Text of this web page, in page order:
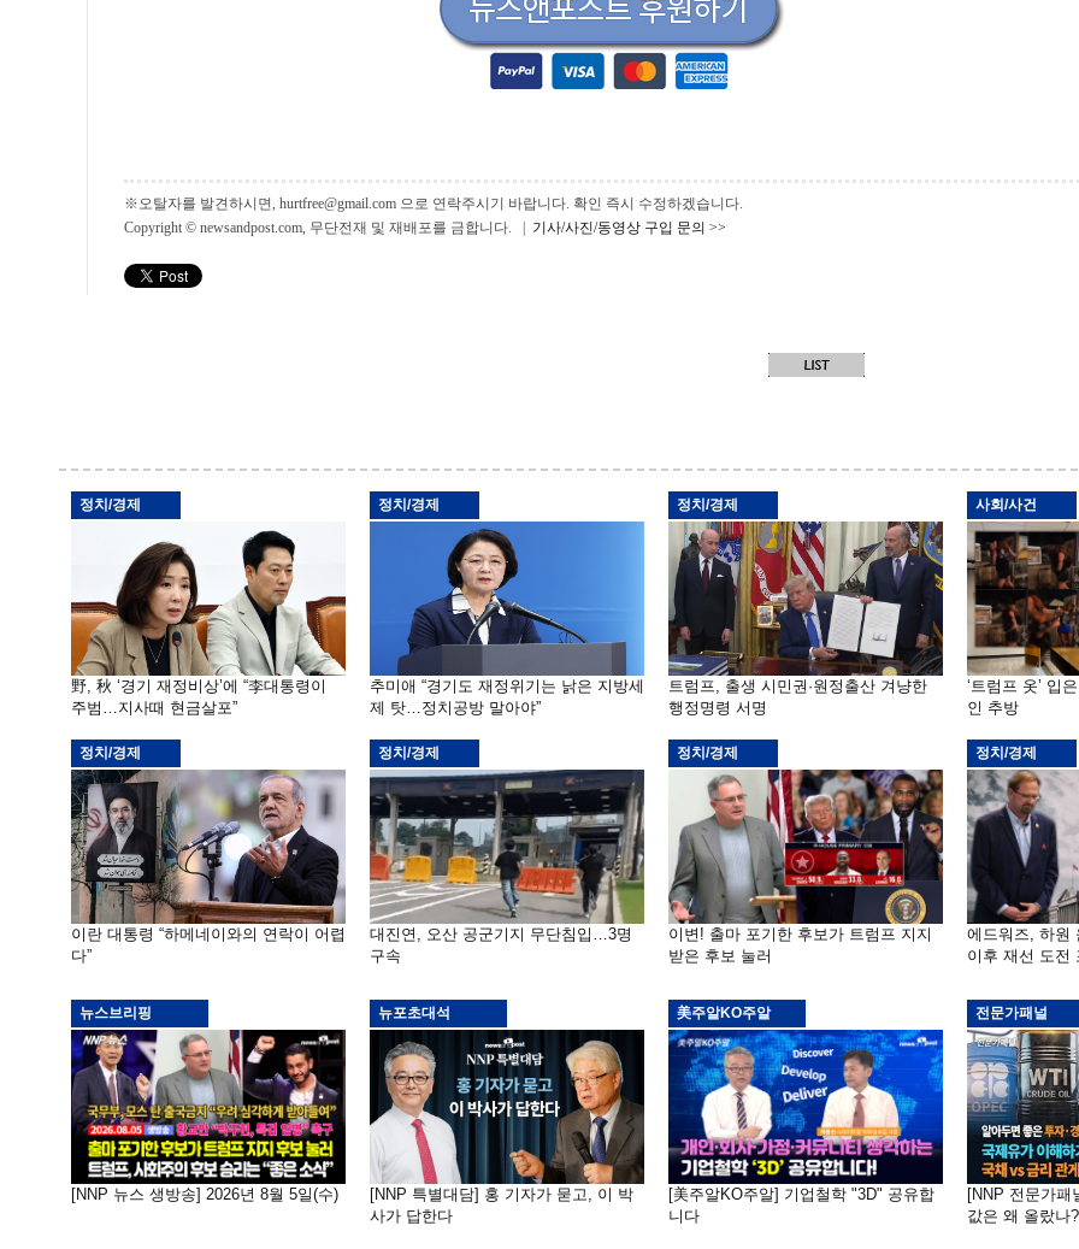
※오탈자를 발견하시면, hurtfree@gmail.com 으로 연락주시기 바랍니다. 확인 즉시 수정하겠습니다.
Copyright © newsandpost.com, 무단전재 및 재배포를 금합니다. | 기사/사진/동영상 구입 문의 >>
정치/경제
野, 秋 ‘경기 재정비상’에 “李대통령이
주범…지사때 현금살포”
정치/경제
추미애 “경기도 재정위기는 낡은 지방세
제 탓…정치공방 말아야”
정치/경제
트럼프, 출생 시민권·원정출산 겨냥한
행정명령 서명
사회/사건
‘트럼프 옷’ 입
인 추방
정치/경제
이란 대통령 “하메네이와의 연락이 어렵
다”
정치/경제
대진연, 오산 공군기지 무단침입…3명
구속
정치/경제
이변! 출마 포기한 후보가 트럼프 지지
받은 후보 눌러
정치/경제
에드워즈, 하원
이후 재선 도전
뉴스브리핑
[NNP 뉴스 생방송] 2026년 8월 5일(수)
뉴포초대석
[NNP 특별대담] 홍 기자가 묻고, 이 박
사가 답한다
美주알KO주알
[美주알KO주알] 기업철학 "3D" 공유합
니다
전문가패널
[NNP 전문가패
값은 왜 올랐